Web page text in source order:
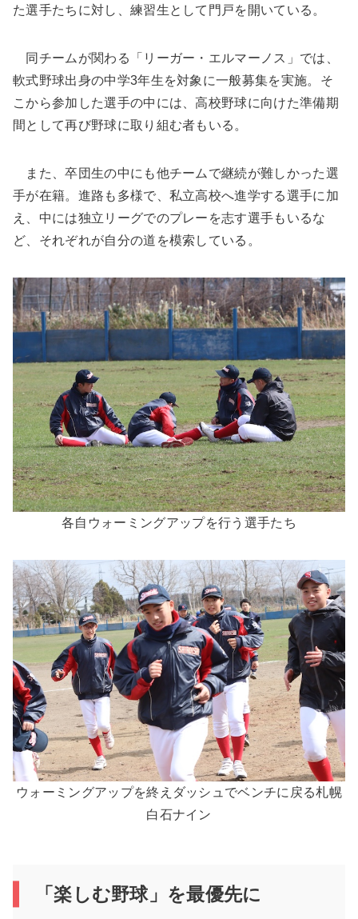
た選手たちに対し、練習生として門戸を開いている。
同チームが関わる「リーガー・エルマーノス」では、
軟式野球出身の中学3年生を対象に一般募集を実施。そ
こから参加した選手の中には、高校野球に向けた準備期
間として再び野球に取り組む者もいる。
また、卒団生の中にも他チームで継続が難しかった選
手が在籍。進路も多様で、私立高校へ進学する選手に加
え、中には独立リーグでのプレーを志す選手もいるな
ど、それぞれが自分の道を模索している。
各自ウォーミングアップを行う選手たち
ウォーミングアップを終えダッシュでベンチに戻る札幌
白石ナイン
「楽しむ野球」を最優先に